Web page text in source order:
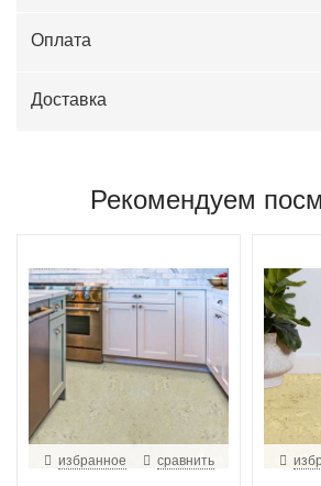
Оплата
Доставка
Рекомендуем
избранное сравнить